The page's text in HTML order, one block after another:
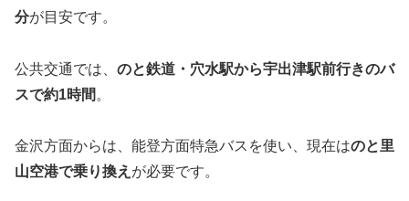
分が目安です。
公共交通では、 のと鉄道・穴水駅から宇出津駅前行きのバ
スで約1時間 。
金沢方面からは、能登方面特急バスを使い、現在はのと里
山空港で乗り換え が必要です。